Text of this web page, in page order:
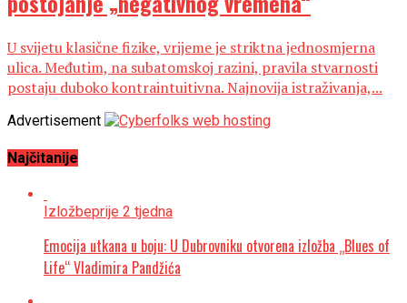
U svijetu klasične fizike, vrijeme je striktna jednosmjerna
ulica. Međutim, na subatomskoj razini, pravila stvarnosti
postaju duboko kontraintuitivna. Najnovija istraživanja,...
Advertisement
Najčitanije
Izložbeprije 2 tjedna
Emocija utkana u boju: U Dubrovniku otvorena izložba „Blues of
Life“ Vladimira Pandžića